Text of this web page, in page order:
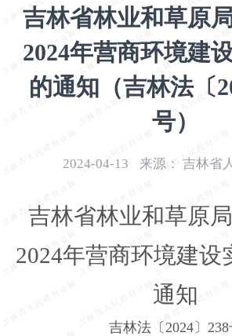
吉林省林业和草原
2024年营商环境建
的通知（吉林法〔
号）
2024-04-13 来源： 吉林省
吉林省林业和草原
2024年营商环境建设
通知
吉林法〔2024〕 238